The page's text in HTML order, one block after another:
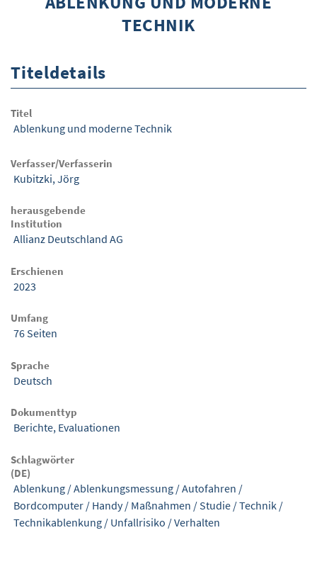
ÜBER WISOM
FRAGEN UND ANTWORTEN
TECHNIK
Titeldetails
Titel
Ablenkung und moderne Technik
Verfasser/Verfasserin
Kubitzki, Jörg
herausgebende
Institution
Allianz Deutschland AG
Erschienen
2023
Umfang
76 Seiten
Sprache
Deutsch
Dokumenttyp
Berichte, Evaluationen
Schlagwörter
(DE)
Ablenkung /Ablenkungsmessung /Autofahren /
Bordcomputer / Handy/ Maßnahmen / Studie /Technik /
Technikablenkung / Unfallrisiko /Verhalten